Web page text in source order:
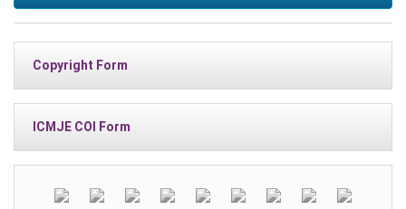
Copyright Form
ICMJE COI Form